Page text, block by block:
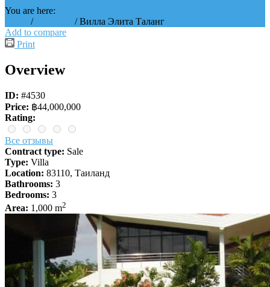
You are here:
/ /Вилла Элита Таланг
Add to compare
Print
Overview
ID: #4530
Price: ฿44,000,000
Rating:
Все отзывы
Contract type: Sale
Type: Villa
Location: 83110, Таиланд
Bathrooms: 3
Bedrooms: 3
Area: 1,000 m2